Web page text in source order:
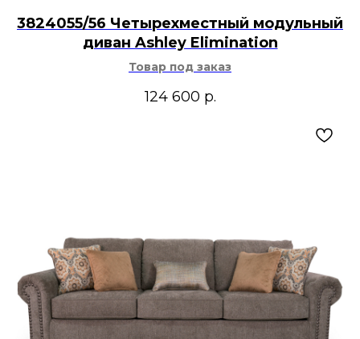
3824055/56 Четырехместный модульный
диван Ashley Elimination
Товар под заказ
124 600 р.